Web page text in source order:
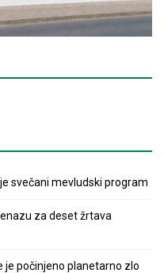
svečani mevludski program
za deset žrtava
je počinjeno planetarno zlo